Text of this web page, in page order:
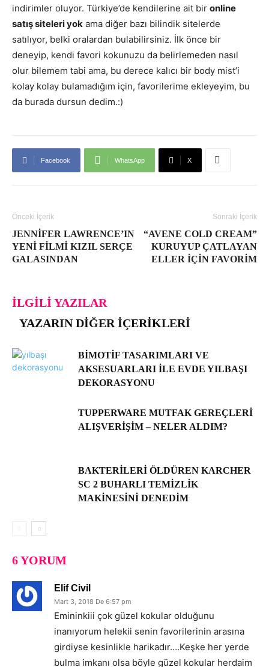
indirimler oluyor. Türkiye’de kendilerine ait bir online
satış siteleri yok ama diğer bazı bilindik sitelerde
satılıyor, belki oralardan bulabilirsiniz. İlk önce bir
deneyip, kendi favori kokunuzu da belirlemeden nasıl
olur bilemem tabi ama, bu derece kalıcı bir body mist’i
kolay kolay bulamadığım için, favorilerime ekleyeyim, bu
da burada dursun dedim.:)
Facebook WhatsApp X
Önceki İçerik
JENNIFER LAWRENCE’IN
YENI FILMI KIZIL SERÇE
GALASINDAN
Sonraki İçerik
“AVENE COLD CREAM”
KURUYUP ÇATLAYAN
ELLER IÇIN FAVORIM
İLGILI YAZILAR
YAZARIN DIĞER İÇERIKLERI
BIMOTIF TASARIMLARI VE
AKSESUARLARI ILE EVDE YILBAŞI
DEKORASYONU
TUPPERWARE MUTFAK GEREÇLERI
ALIŞVERIŞIM – NELER ALDIM?
BAKTERILERI ÖLDÜREN KARCHER
SC 2 BUHARLI TEMIZLIK
MAKINESINI DENEDIM
6 YORUM
Elif Civil
Mart 3, 2018 De 6:57 pm
Emininkiii çok güzel kokular olduğunu
inanıyorum helekii senin favorilerinin arasına
girdiyse kesinlikle harikadır….Keşke her yerde
bulma imkanı olsa böyle güzel kokular herdaim